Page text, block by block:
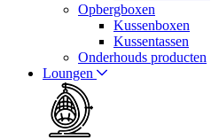
Opbergboxen
Kussenboxen
Kussentassen
Onderhouds producten
Loungen